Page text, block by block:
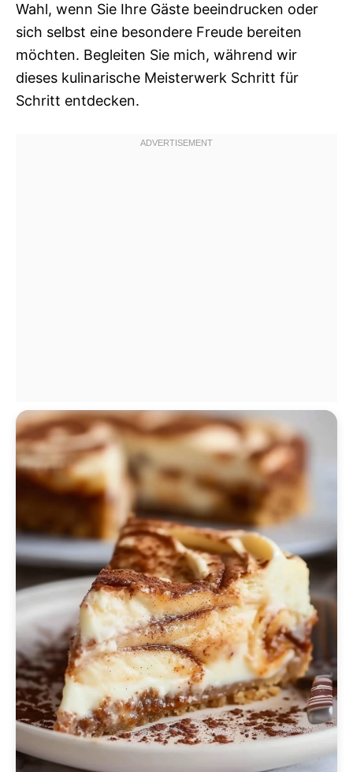
Wahl, wenn Sie Ihre Gäste beeindrucken oder
sich selbst eine besondere Freude bereiten
möchten. Begleiten Sie mich, während wir
dieses kulinarische Meisterwerk Schritt für
Schritt entdecken.